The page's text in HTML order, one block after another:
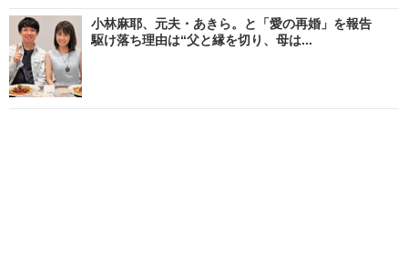
小林麻耶、元夫・あきら。と「愛の再婚」を報告
駆け落ち理由は“父と縁を切り、母は...